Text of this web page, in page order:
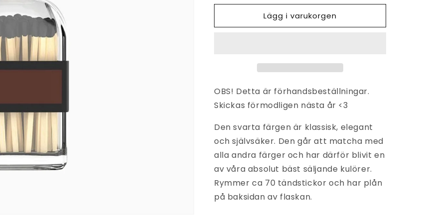
för
STICKOR
SOM
för
STICKOR
SOM
Lägg i varukorgen
OBS! Detta är förhandsbeställningar.
Skickas förmodligen nästa år <3
Den svarta färgen är klassisk, elegant
och självsäker. Den går att matcha med
alla andra färger och har därför blivit en
av våra absolut bäst säljande kulörer.
Rymmer ca 70 tändstickor och har plån
på baksidan av flaskan.